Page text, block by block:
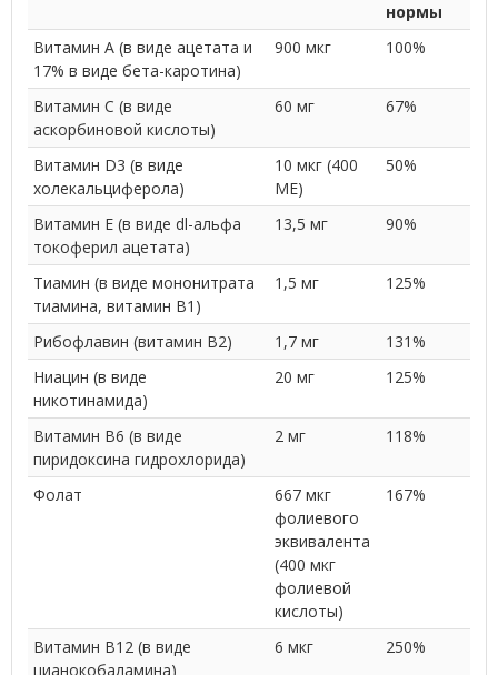
нормы
Витамин А (в виде ацетата и
17% в виде бета-каротина)
900 мкг 100%
Витамин С (в виде
аскорбиновой кислоты)
60 мг 67%
Витамин D3 (в виде
холекальциферола)
10 мкг (400
МЕ)
50%
Витамин E (в виде dl-альфа
токоферил ацетата)
13,5 мг 90%
Тиамин (в виде мононитрата
тиамина, витамин B1)
1,5 мг 125%
Рибофлавин (витамин B2) 1,7 мг
131%
Ниацин (в виде
никотинамида)
20 мг 125%
Витамин В6 (в виде
пиридоксина гидрохлорида)
2 мг 118%
Фолат
667 мкг
фолиевого
эквивалента
(400 мкг
фолиевой
кислоты)
167%
Витамин B12 (в виде
цианокобаламина)
6 мкг 250%